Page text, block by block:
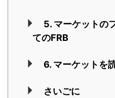
5. マーケットの
てのFRB
6. マーケットを
さいごに